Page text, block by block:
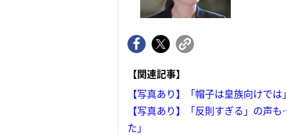
【関連記事】
【写真あり】「帽子は皇族向けで
【写真あり】「反則すぎる」の声
た」